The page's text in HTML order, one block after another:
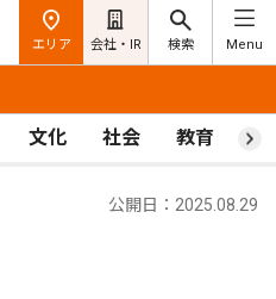
エリア 会社・IR 検索 Menu
文化 社会 教育 ス
公開日：2025.08.29